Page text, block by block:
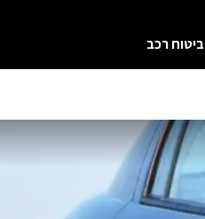
ביטוח רכב